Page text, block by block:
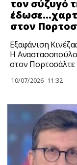
τον σύζυγό
στον
Εξαφάνιση
Η
στον Πορτοσάλτε
10/07/2026 11:32